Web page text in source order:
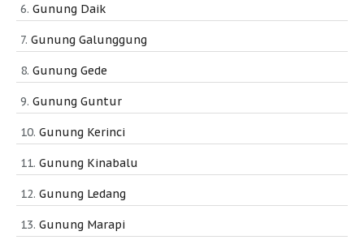
Gunung Daik
Gunung Galunggung
Gunung Gede
Gunung Guntur
Gunung Kerinci
Gunung Kinabalu
Gunung Ledang
Gunung Marapi